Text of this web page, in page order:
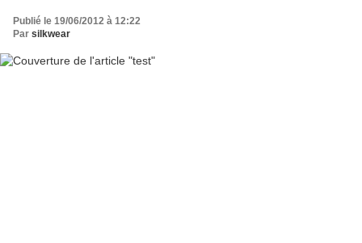
Publié le 19/06/2012 à 12:22
Par silkwear